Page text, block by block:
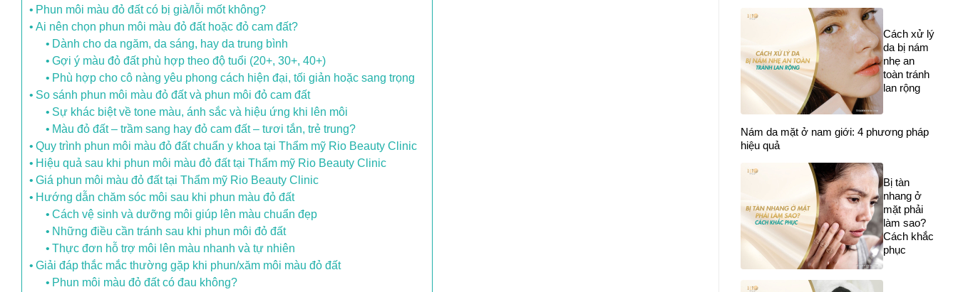
Phun môi màu đỏ đất có bị già/lỗi mốt không?
Ai nên chọn phun môi màu đỏ đất hoặc đỏ cam đất?
Dành cho da ngăm, da sáng, hay da trung bình
Gợi ý màu đỏ đất phù hợp theo độ tuổi (20+, 30+, 40+)
Phù hợp cho cô nàng yêu phong cách hiện đại, tối giản hoặc sang trọng
So sánh phun môi màu đỏ đất và phun môi đỏ cam đất
Sự khác biệt về tone màu, ánh sắc và hiệu ứng khi lên môi
Màu đỏ đất – trầm sang hay đỏ cam đất – tươi tắn, trẻ trung?
Quy trình phun môi màu đỏ đất chuẩn y khoa tại Thẩm mỹ Rio Beauty Clinic
Hiệu quả sau khi phun môi màu đỏ đất tại Thẩm mỹ Rio Beauty Clinic
Giá phun môi màu đỏ đất tại Thẩm mỹ Rio Beauty Clinic
Hướng dẫn chăm sóc môi sau khi phun màu đỏ đất
Cách vệ sinh và dưỡng môi giúp lên màu chuẩn đẹp
Những điều cần tránh sau khi phun môi đỏ đất
Thực đơn hỗ trợ môi lên màu nhanh và tự nhiên
Giải đáp thắc mắc thường gặp khi phun/xăm môi màu đỏ đất
Phun môi màu đỏ đất có đau không?
Cách xử lý
da bị nám
nhẹ an
toàn tránh
lan rộng
Nám da mặt ở nam giới: 4 phương pháp
hiệu quả
Bị tàn
nhang ở
mặt phải
làm sao?
Cách khắc
phục